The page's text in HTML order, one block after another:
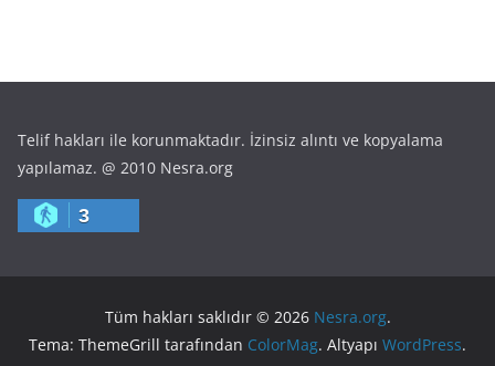
Telif hakları ile korunmaktadır. İzinsiz alıntı ve kopyalama
yapılamaz. @ 2010 Nesra.org
3
Tüm hakları saklıdır © 2026 Nesra.org.
Tema: ThemeGrill tarafından ColorMag. Altyapı WordPress.